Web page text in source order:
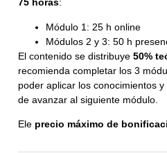
Módulo 1: 25 h online
Módulos 2 y 3: 50 h
El contenido se distribuye 50%
recomienda completar los 3
poder aplicar los conocimientos
de avanzar al siguiente módulo.
Ele precio máximo de